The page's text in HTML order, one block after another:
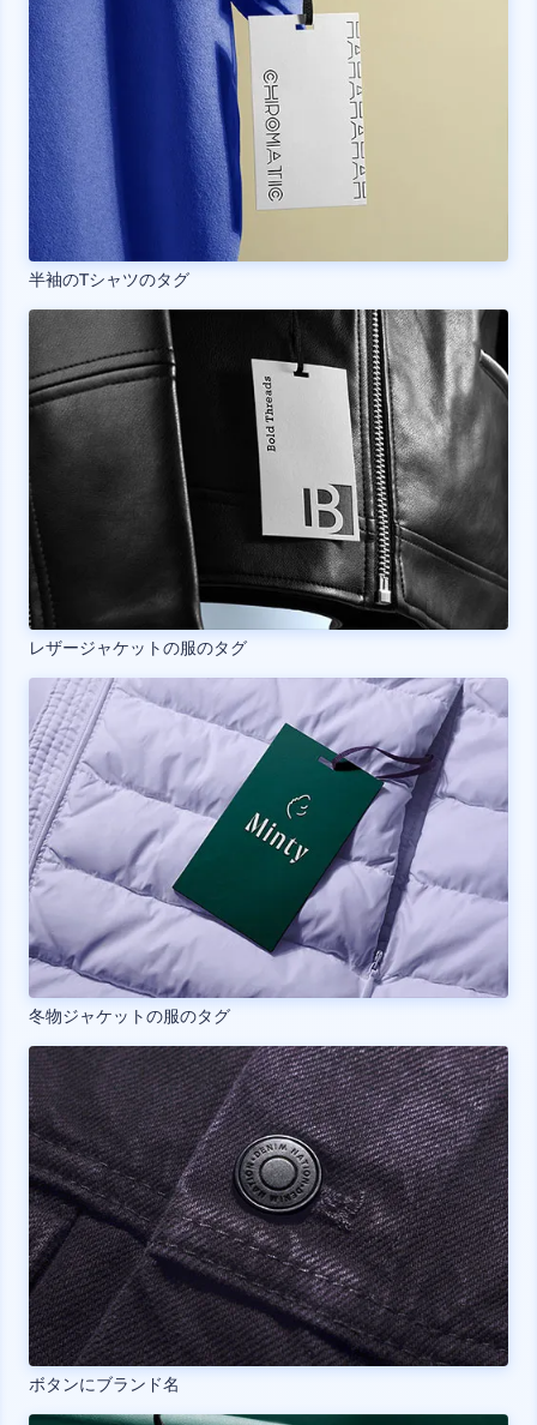
半袖のTシャツのタグ
レザージャケットの服のタグ
冬物ジャケットの服のタグ
ボタンにブランド名